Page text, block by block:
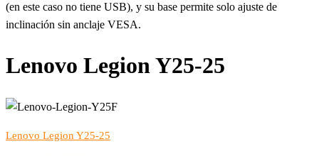
(en este caso no tiene USB), y su base permite solo ajuste de
inclinación sin anclaje VESA.
Lenovo Legion Y25-25
Lenovo Legion Y25-25